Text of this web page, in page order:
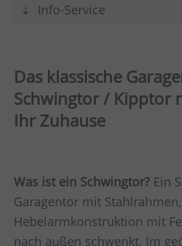
Info-Service
Das klassische
Schwingtor / Kipptor
Ihr Zuhause
Was ist ein Schwingtor? Ein
Garagentor mit
Hebelarmkonstruktion mit
nach außen schwenkt. Im